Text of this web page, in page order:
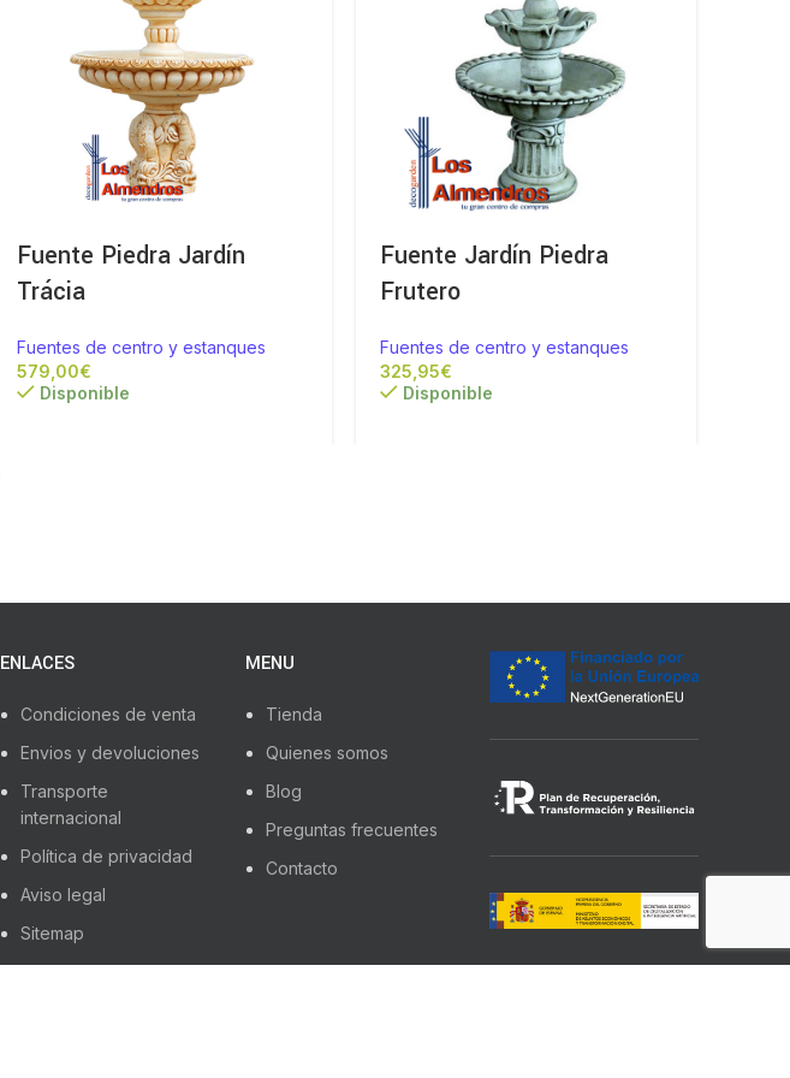
Fuente Piedra Jardín
Trácia
Fuentes de centro y estanques
€
Disponible
Fuente Jardín Piedra
Frutero
Fuentes de centro y estanques
€
Disponible
ENLACES
Condiciones de venta
Envios y devoluciones
Transporte
internacional
Política de privacidad
Aviso legal
Sitemap
MENU
Tienda
Quienes somos
Blog
Preguntas frecuentes
Contacto